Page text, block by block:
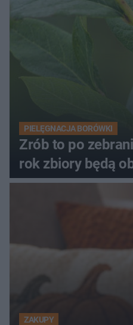
PIELĘGNACJA BORÓWKI
Zrób to po
rok zbiory będą
ZAKUPY